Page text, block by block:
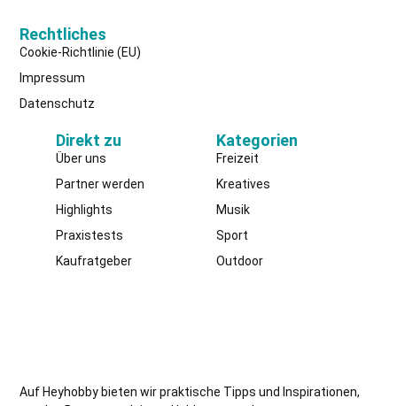
Auf Heyhobby bieten wir praktische Tipps und Inspirationen,
Rechtliches
Cookie-Richtlinie (EU)
Impressum
Datenschutz
Kategorien
Freizeit
Kreatives
Musik
Sport
Outdoor
Direkt zu
Über uns
Partner werden
Highlights
Praxistests
Kaufratgeber